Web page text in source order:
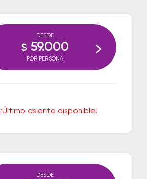
¡Último asiento disponible!
DESDE
$ 59.000
POR PERSONA
DESDE